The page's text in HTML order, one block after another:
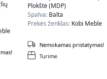
Plokštė (MDP)
Spalva: Balta
Prekės ženklas: Kobi Meble
Turime
Nemokamas pristatymas!